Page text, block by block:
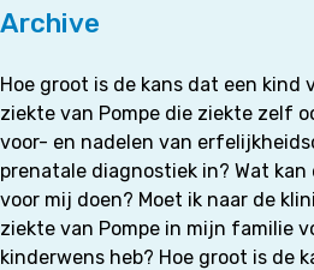
content
Archive
Hoe groot is de kans dat een kind
ziekte van Pompe die ziekte zelf
voor- en nadelen van
prenatale diagnostiek in? Wat
voor mij doen? Moet ik naar de
ziekte van Pompe in mijn familie
kinderwens heb? Hoe groot is de